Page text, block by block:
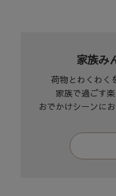
家族み
荷物とわくわく
家族で過ごす
おでかけシーンに